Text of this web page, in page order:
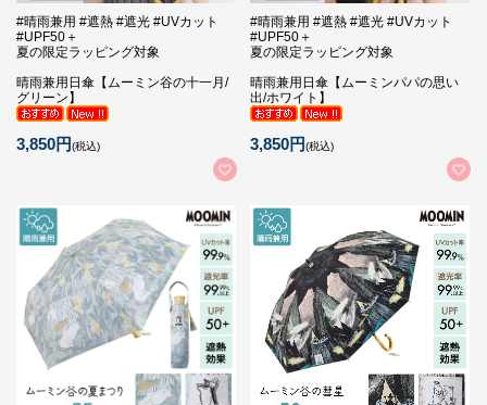
#晴雨兼用 #遮熱 #遮光 #UVカット
#UPF50＋
夏の限定ラッピング対象
晴雨兼用日傘【ムーミン谷の十一月/
グリーン】
3,850円(税込)
#晴雨兼用 #遮熱 #遮光 #UVカット
#UPF50＋
夏の限定ラッピング対象
晴雨兼用日傘【ムーミンパパの思い
出/ホワイト】
3,850円(税込)